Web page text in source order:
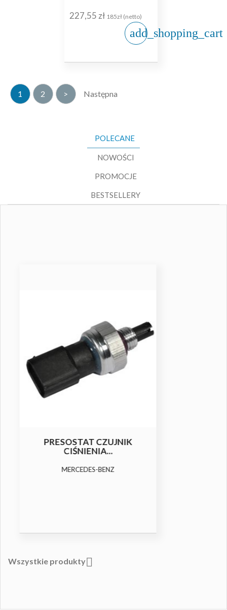
227,55 zł 185zł (netto)
add_shopping_cart
1 2 > Następna
POLECANE
NOWOŚCI
PROMOCJE
BESTSELLERY
KLUCZ PORTU SERWISOWEGO
Dwustronny klucz portów serwisowych GM
Wszystkie produkty